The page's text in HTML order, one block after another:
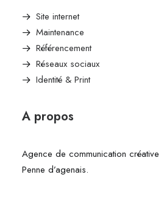
Site internet
Maintenance
Référencement
Réseaux sociaux
Identité & Print
A propos
Agence de communication
Penne d’agenais.